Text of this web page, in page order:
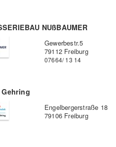
NUßBAUMER
Gewerbestr.5
79112 Freiburg
07664/ 13 14
Gehring
Engelbergerstraße 18
79106 Freiburg